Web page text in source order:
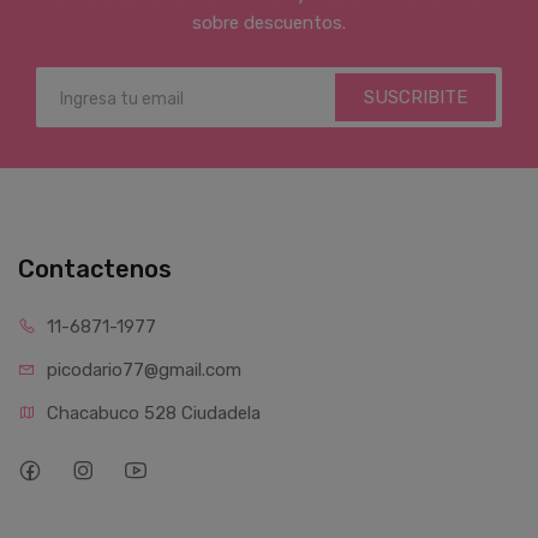
sobre descuentos.
SUSCRIBITE
Contactenos
11-6871-1977
picodario77@gmail.com
Chacabuco 528 Ciudadela